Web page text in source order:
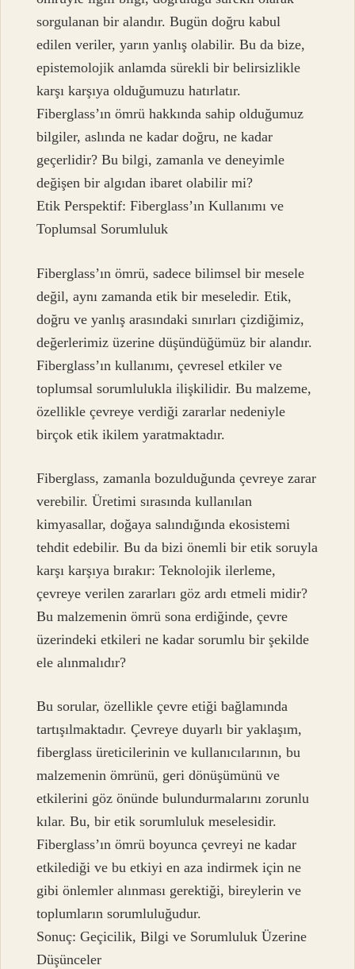
sorgulanan bir alandır. Bugün doğru kabul
edilen veriler, yarın yanlış olabilir. Bu da bize,
epistemolojik anlamda sürekli bir belirsizlikle
karşı karşıya olduğumuzu hatırlatır.
Fiberglass’ın ömrü hakkında sahip olduğumuz
bilgiler, aslında ne kadar doğru, ne kadar
geçerlidir? Bu bilgi, zamanla ve deneyimle
değişen bir algıdan ibaret olabilir mi?
Etik Perspektif: Fiberglass’ın Kullanımı ve
Toplumsal Sorumluluk
Fiberglass’ın ömrü, sadece bilimsel bir mesele
değil, aynı zamanda etik bir meseledir. Etik,
doğru ve yanlış arasındaki sınırları çizdiğimiz,
değerlerimiz üzerine düşündüğümüz bir alandır.
Fiberglass’ın kullanımı, çevresel etkiler ve
toplumsal sorumlulukla ilişkilidir. Bu malzeme,
özellikle çevreye verdiği zararlar nedeniyle
birçok etik ikilem yaratmaktadır.
Fiberglass, zamanla bozulduğunda çevreye zarar
verebilir. Üretimi sırasında kullanılan
kimyasallar, doğaya salındığında ekosistemi
tehdit edebilir. Bu da bizi önemli bir etik soruyla
karşı karşıya bırakır: Teknolojik ilerleme,
çevreye verilen zararları göz ardı etmeli midir?
Bu malzemenin ömrü sona erdiğinde, çevre
üzerindeki etkileri ne kadar sorumlu bir şekilde
ele alınmalıdır?
Bu sorular, özellikle çevre etiği bağlamında
tartışılmaktadır. Çevreye duyarlı bir yaklaşım,
fiberglass üreticilerinin ve kullanıcılarının, bu
malzemenin ömrünü, geri dönüşümünü ve
etkilerini göz önünde bulundurmalarını zorunlu
kılar. Bu, bir etik sorumluluk meselesidir.
Fiberglass’ın ömrü boyunca çevreyi ne kadar
etkilediği ve bu etkiyi en aza indirmek için ne
gibi önlemler alınması gerektiği, bireylerin ve
toplumların sorumluluğudur.
Sonuç: Geçicilik, Bilgi ve Sorumluluk Üzerine
Düşünceler